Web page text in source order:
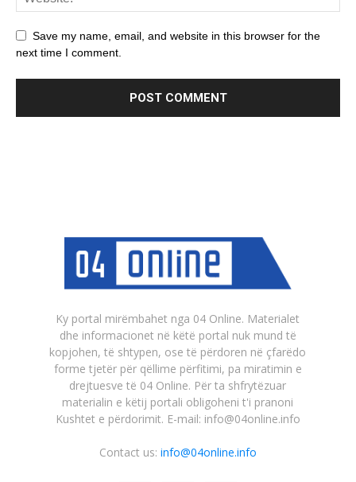
Save my name, email, and website in this browser for the
next time I comment.
Ky portal mirëmbahet nga 04 Online. Materialet
dhe informacionet në këtë portal nuk mund të
kopjohen, të shtypen, ose të përdoren në çfarëdo
forme tjetër për qëllime përfitimi, pa miratimin e
drejtuesve të 04 Online. Për ta shfrytëzuar
materialin e këtij portali obligoheni t'i pranoni
Kushtet e përdorimit. E-mail: info@04online.info
Contact us: info@04online.info